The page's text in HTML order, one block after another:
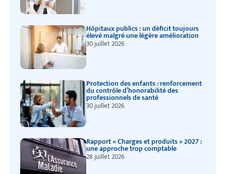
Hôpitaux publics : un déficit toujours
élevé malgré une légère amélioration
30 juillet 2026
Protection des enfants : renforcement
du contrôle d’honorabilité des
professionnels de santé
30 juillet 2026
Rapport « Charges et produits » 2027 :
une approche trop comptable
28 juillet 2026